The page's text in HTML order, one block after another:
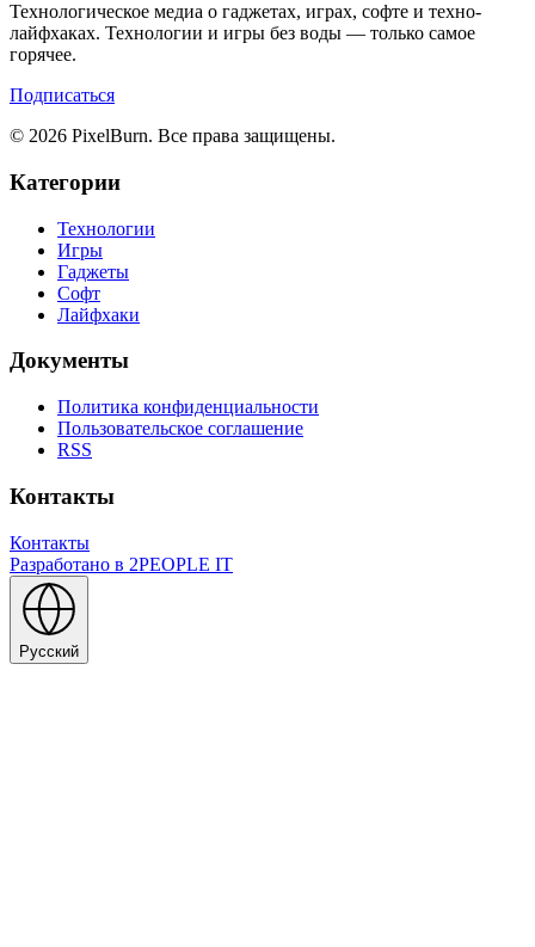
Технологическое медиа о гаджетах, играх, софте и техно-
лайфхаках. Технологии и игры без воды — только самое
горячее.
Подписаться
© 2026 PixelBurn. Все права защищены.
Категории
Технологии
Игры
Гаджеты
Софт
Лайфхаки
Документы
Политика конфиденциальности
Пользовательское соглашение
RSS
Контакты
Контакты
Разработано в 2PEOPLE IT
Русский